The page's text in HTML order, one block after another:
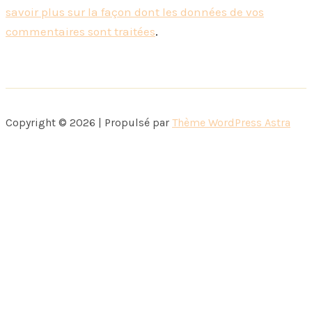
savoir plus sur la façon dont les données de vos
commentaires sont traitées.
Copyright © 2026 | Propulsé par Thème WordPress Astra